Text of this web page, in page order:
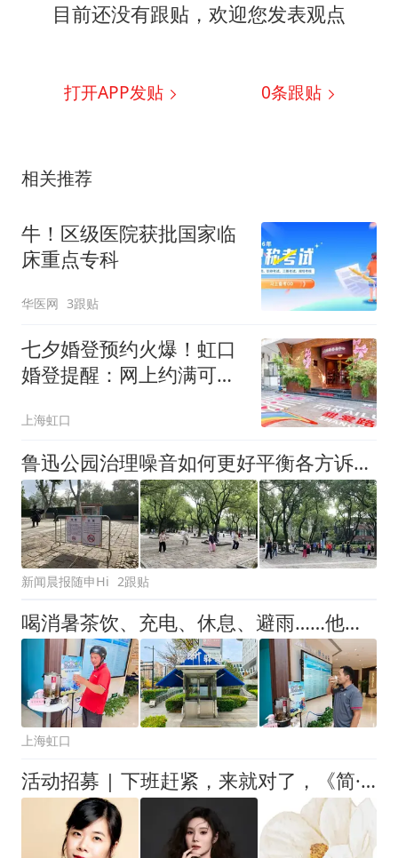
目前还没有跟贴，欢迎您发表观点
打开APP发贴 0条跟贴
相关推荐
牛！区级医院获批国家临
床重点专科
华医网 3跟贴
七夕婚登预约火爆！虹口
婚登提醒：网上约满可现
约”专属福利！
上海虹口
鲁迅公园治理噪音如何更好平衡各方诉求？市民：现在安静多了
新闻晨报随申Hi 2跟贴
喝消暑茶饮、充电、休息、避雨……他们为城市奔波者送上一整夏清凉
上海虹口
活动招募 | 下班赶紧，来就对了，《简·爱》有惊喜！